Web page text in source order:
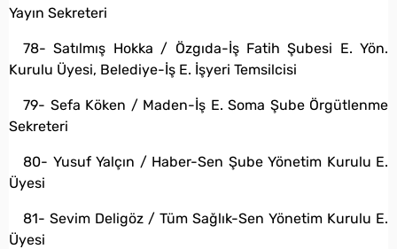
Yayın Sekreteri
78- Satılmış Hokka / Özgıda-İş Fatih Şubesi E. Yön.
Kurulu Üyesi, Belediye-İş E. İşyeri Temsilcisi
79- Sefa Köken / Maden-İş E. Soma Şube Örgütlenme
Sekreteri
80- Yusuf Yalçın / Haber-Sen Şube Yönetim Kurulu E.
Üyesi
81- Sevim Deligöz / Tüm Sağlık-Sen Yönetim Kurulu E.
Üyesi